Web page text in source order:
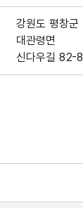
강원도 평창군
대관령면
신다우길 82-8
강원도 평창군